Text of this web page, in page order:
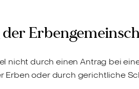
nicht durch einen Antrag bei
Erben oder durch gerichtliche